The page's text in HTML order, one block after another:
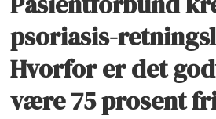
psoriasis-
Hvorfor er det
være 75 prosent